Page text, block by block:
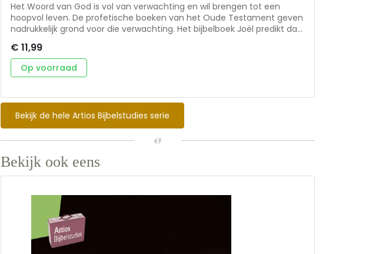
Het Woord van God is vol van verwachting en wil brengen tot een
hoopvol leven. De profetische boeken van het Oude Testament geven
nadrukkelijk grond voor die verwachting. Het bijbelboek Joël predikt dat
HEERE is, als Hij op weg naar die grote dag onbegrepen wegen met ons
gaat. In Leven bij de Dag brengt ds. J.J. ten Brinke de boodschap van
deze profetische boeken dicht bij het hart. De acht bijbelstudies zijn
bruikbaar voor kringen in de gemeente.
€ 11,99
Op voorraad
Bekijk de hele Artios Bijbelstudies serie
Bekijk ook eens